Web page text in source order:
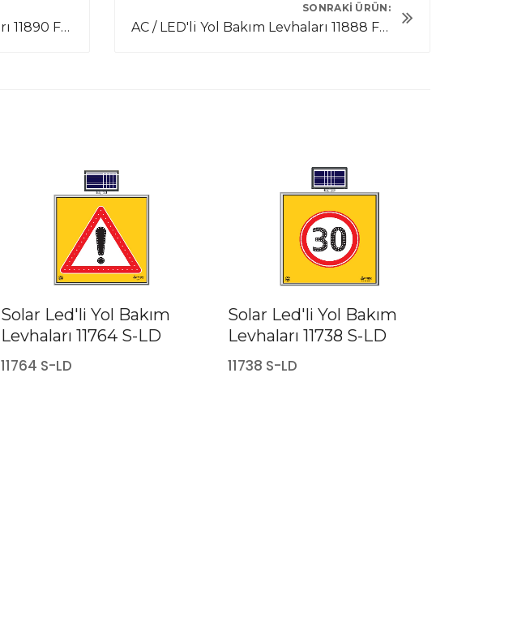
AC / LED'li Yol Bakım Levhaları 11890 FL A
SONRAKI ÜRÜN:
AC / LED'li Yol Bakım Levhaları 11888 FL A
Solar Led'li Yol Bakım
Levhaları 11764 S-LD
11764 S-LD
Solar Led'li Yol Bakım
Levhaları 11738 S-LD
11738 S-LD